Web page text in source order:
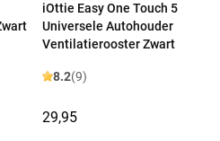
iOttie Easy One Touch 5
Universele Autohouder
Ventilatierooster Zwart
8.2(9)
29,95